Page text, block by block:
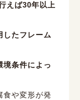
えば30年以上
したフレーム
境条件によっ
食や変形が発